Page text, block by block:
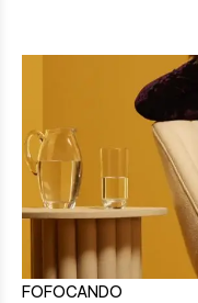
FOFOCANDO